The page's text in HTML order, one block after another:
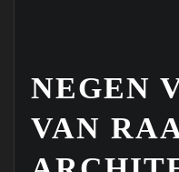
NEGEN
VAN